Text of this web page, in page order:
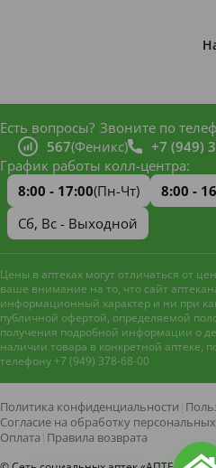
Есть вопросы? Звоните по
567(Феникс)
+7 (949)
График работы колл-центра:
8:00 - 17:00(Пн-Чт) 8:00 -
Сб, Вс - Выходной
Цены в аптеках могут отличаться от
ваше внимание на то, что сайт
информационный характер и ни при
публичной офертой, определяемой
получения подробной информации о
наличии товара в конкретной аптеке,
телефону +7 (949) 378-68-00
Политика конфиденциальности
Согласие на обработку
Оплата Правила возврата
Наш сайт использует
улучшения работы и
посещаемости.
сайте, вы
нашей